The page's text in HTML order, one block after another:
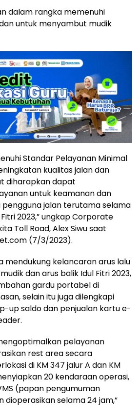
dalam rangka memenuhi
untuk menyambut mudik
Standar Pelayanan Minimal
kualitas jalan dan
diharapkan dapat
untuk keamanan dan
jalan terutama selama
2023,” ungkap Corporate
Toll Road, Alex Siwu saat
(7/3/2023).
mendukung kelancaran arus lalu
dan arus balik Idul Fitri 2023,
gardu portabel di
selain itu juga dilengkapi
up saldo dan penjualan kartu e-
pelayanan
rest area secara
di KM 347 jalur A dan KM
20 kendaraan operasi,
(papan pengumuman
dioperasikan selama 24 jam,”